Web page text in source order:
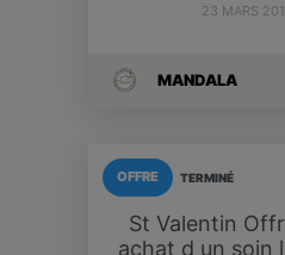
23 MARS
MANDALA
TERMINÉ
OFFRE
St Valentin
achat d un soin